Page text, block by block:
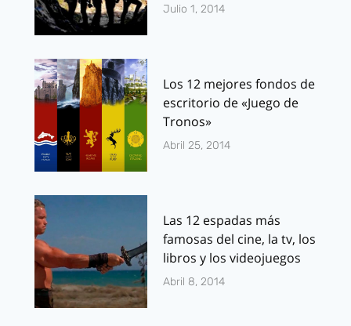
Julio 1, 2014
Los 12 mejores fondos de
escritorio de «Juego de
Tronos»
Abril 25, 2014
Las 12 espadas más
famosas del cine, la tv, los
libros y los videojuegos
Abril 8, 2014